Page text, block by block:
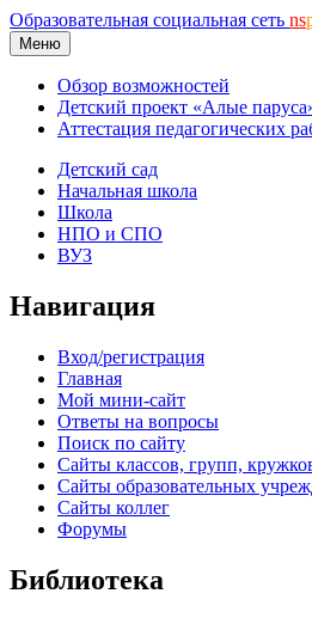
Образовательная социальная сеть ns
Меню
Обзор возможностей
Детский проект «Алые
Аттестация педагогических
Детский сад
Начальная школа
Школа
НПО и СПО
ВУЗ
Навигация
Вход/регистрация
Главная
Мой мини-сайт
Ответы на вопросы
Поиск по сайту
Сайты классов, групп,
Сайты образовательных
Сайты коллег
Форумы
Библиотека